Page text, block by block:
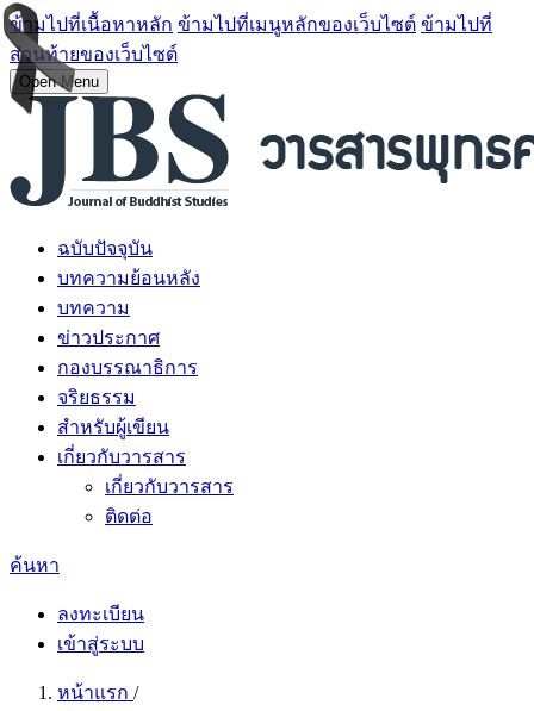
ข้ามไปที่เนื้อหาหลัก ข้ามไปที่เมนูหลักของเว็บไซต์ ข้ามไปที่
ส่วนท้ายของเว็บไซต์
Open Menu
ฉบับปัจจุบัน
บทความย้อนหลัง
บทความ
ข่าวประกาศ
กองบรรณาธิการ
จริยธรรม
สำหรับผู้เขียน
เกี่ยวกับวารสาร
เกี่ยวกับวารสาร
ติดต่อ
ค้นหา
ลงทะเบียน
เข้าสู่ระบบ
หน้าแรก /